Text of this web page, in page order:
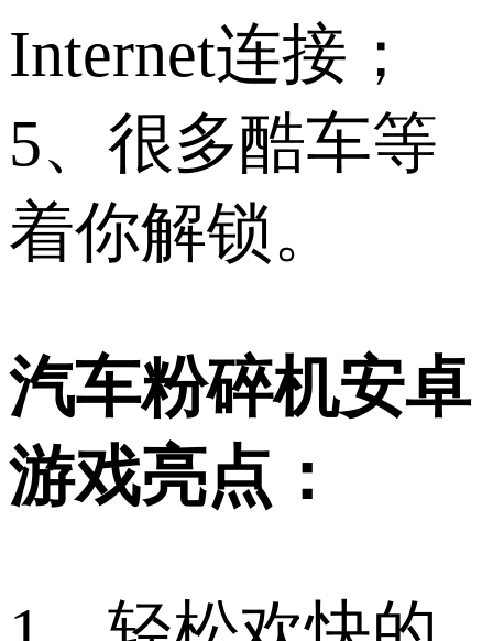
Internet连接；
5、很多酷车等
着你解锁。
汽车粉碎机安卓
游戏亮点：